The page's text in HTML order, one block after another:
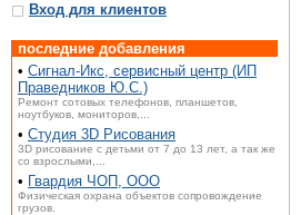
Вход для клиентов
последние добавления
• Сигнал-Икс, сервисный центр (ИП
Праведников Ю.С.)
Ремонт сотовых телефонов, планшетов,
ноутбуков, мониторов,...
• Студия 3D Рисования
3D рисование с детьми от 7 до 13 лет, а так же
со взрослыми,...
• Гвардия ЧОП, ООО
Физическая охрана объектов сопровождение
грузов.